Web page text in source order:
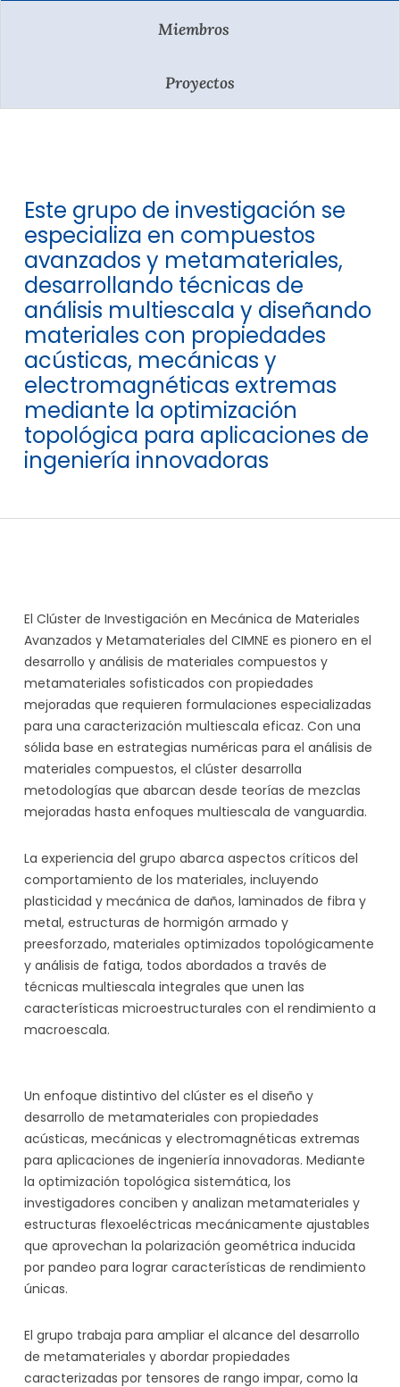
Miembros
Proyectos
Este grupo de investigación se
especializa en compuestos
avanzados y metamateriales,
desarrollando técnicas de
análisis multiescala y diseñando
materiales con propiedades
acústicas, mecánicas y
electromagnéticas extremas
mediante la optimización
topológica para aplicaciones de
ingeniería innovadoras
El Clúster de Investigación en Mecánica de Materiales
Avanzados y Metamateriales del CIMNE es pionero en el
desarrollo y análisis de materiales compuestos y
metamateriales sofisticados con propiedades
mejoradas que requieren formulaciones especializadas
para una caracterización multiescala eficaz. Con una
sólida base en estrategias numéricas para el análisis de
materiales compuestos, el clúster desarrolla
metodologías que abarcan desde teorías de mezclas
mejoradas hasta enfoques multiescala de vanguardia.
La experiencia del grupo abarca aspectos críticos del
comportamiento de los materiales, incluyendo
plasticidad y mecánica de daños, laminados de fibra y
metal, estructuras de hormigón armado y
preesforzado, materiales optimizados topológicamente
y análisis de fatiga, todos abordados a través de
técnicas multiescala integrales que unen las
características microestructurales con el rendimiento a
macroescala.
Un enfoque distintivo del clúster es el diseño y
desarrollo de metamateriales con propiedades
acústicas, mecánicas y electromagnéticas extremas
para aplicaciones de ingeniería innovadoras. Mediante
la optimización topológica sistemática, los
investigadores conciben y analizan metamateriales y
estructuras flexoeléctricas mecánicamente ajustables
que aprovechan la polarización geométrica inducida
por pandeo para lograr características de rendimiento
únicas.
El grupo trabaja para ampliar el alcance del desarrollo
de metamateriales y abordar propiedades
caracterizadas por tensores de rango impar, como la